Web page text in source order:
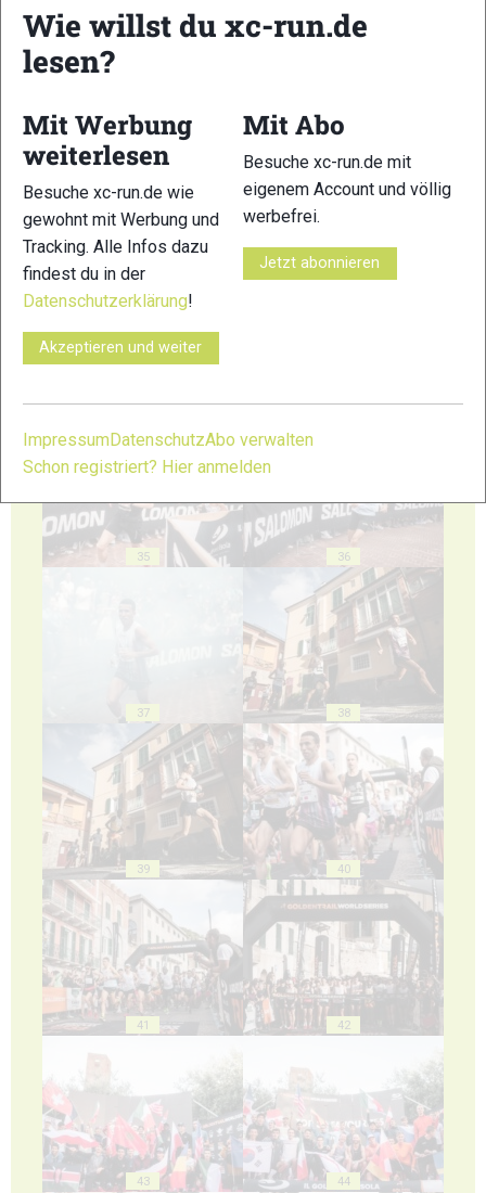
31
35 36
37 38
39 40
41 42
43 44
Wie willst du xc-run.de
lesen?
Mit Werbung
weiterlesen
Besuche xc-run.de wie
gewohnt mit Werbung und
Tracking. Alle Infos dazu
findest du in der
Datenschutzerklärung!
Akzeptieren und weiter
Mit Abo
Besuche xc-run.de mit
eigenem Account und völlig
werbefrei.
Jetzt abonnieren
Impressum DatenschutzAbo verwalten
Schon registriert? Hier anmelden